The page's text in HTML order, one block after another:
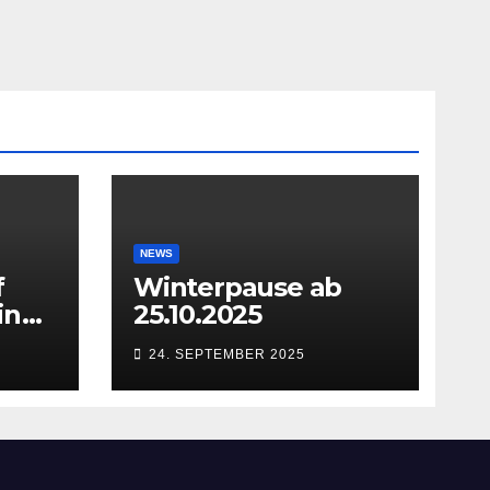
NEWS
Winterpause ab
25.10.2025
24. SEPTEMBER 2025